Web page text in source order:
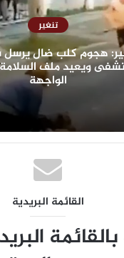
تنغير
تنغير: هجوم كلب ضال
ويعيد ملف السلامة
الواجهة
القائمة البريدية